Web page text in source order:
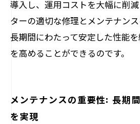
導入し、運用コストを大幅に削
ターの適切な修理とメンテナンス
長期間にわたって安定した性能
を高めることができるのです。
メンテナンスの重要性: 長期
を実現